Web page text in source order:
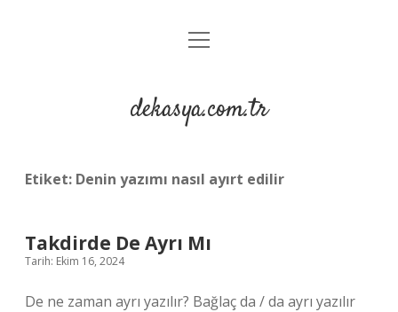
Anasayfa
Yasal Uyarı
menüyü
dekasya.com.tr
Etiket: Denin yazımı nasıl ayırt edilir
Takdirde De Ayrı Mı
Tarih: Ekim 16, 2024
De ne zaman ayrı yazılır? Bağlaç da / da ayrı yazılır